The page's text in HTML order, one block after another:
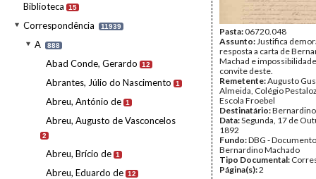
Biblioteca 15
Correspondência 11939
A 888
Abad Conde, Gerardo 12
Abrantes, Júlio do Nascimento 1
Abreu, António de 1
Abreu, Augusto de Vasconcelos
2
Abreu, Brício de 1
Abreu, Eduardo de 12
Pasta:06720.048
Assunto:Justifica
resposta a carta de
Machad e
convite deste.
Remetente:Augusto
Almeida, Colégio
Escola Froebel
Destinatário:
Data:Segunda, 17 de
1892
Fundo:DBG -
Bernardino Machado
Tipo Documental:
Página(s):2